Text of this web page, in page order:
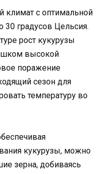
климат с оптимальной
30 градусов Цельсия.
рост кукурузы
высокой
поражение
сезон для
температуру во
кукурузы, можно
зерна, добиваясь